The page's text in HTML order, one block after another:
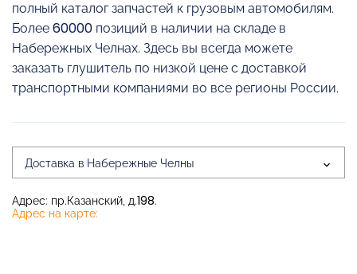
полный каталог запчастей к грузовым автомобилям.
Более 60000 позиций в наличии на складе в
Набережных Челнах. Здесь вы всегда можете
заказать глушитель по низкой цене с доставкой
транспортными компаниями во все регионы России.
Доставка в Набережные Челны
Адрес: пр.Казанский, д.198.
Адрес на карте: